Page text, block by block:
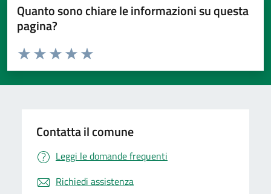
Quanto sono chiare le informazioni su questa
pagina?
Valuta da 1 a 5 stelle la pagina
Valuta 5 stelle su 5
Valuta 4 stelle su 5
Valuta 3 stelle su 5
Valuta 2 stelle su 5
Valuta 1 stelle su 5
Contatta il comune
Leggi le domande frequenti
Richiedi assistenza